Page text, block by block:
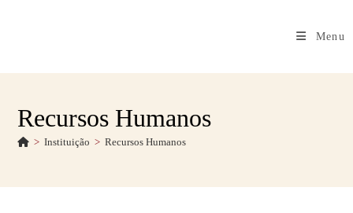
Menu
Recursos Humanos
> Instituição > Recursos Humanos